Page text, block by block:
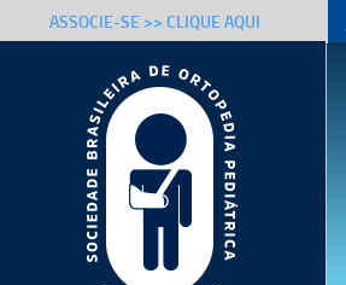
ASSOCIE-SE >> CLIQUE AQUI